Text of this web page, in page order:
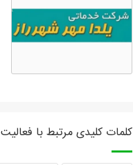
کلمات کلیدی مرتبط با فعالیت